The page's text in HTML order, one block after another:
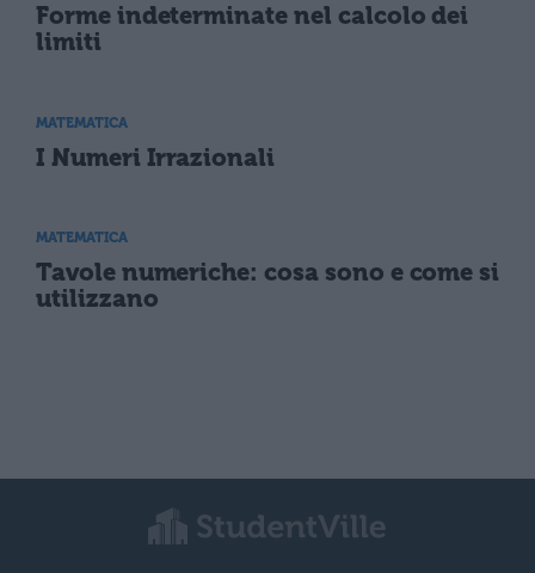
Forme indeterminate nel calcolo dei
limiti
MATEMATICA
I Numeri Irrazionali
MATEMATICA
Tavole numeriche: cosa sono e come si
utilizzano